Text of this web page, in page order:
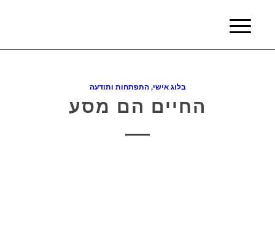
בלוג אישי,התפתחות ותודעה
החיים הם מסע